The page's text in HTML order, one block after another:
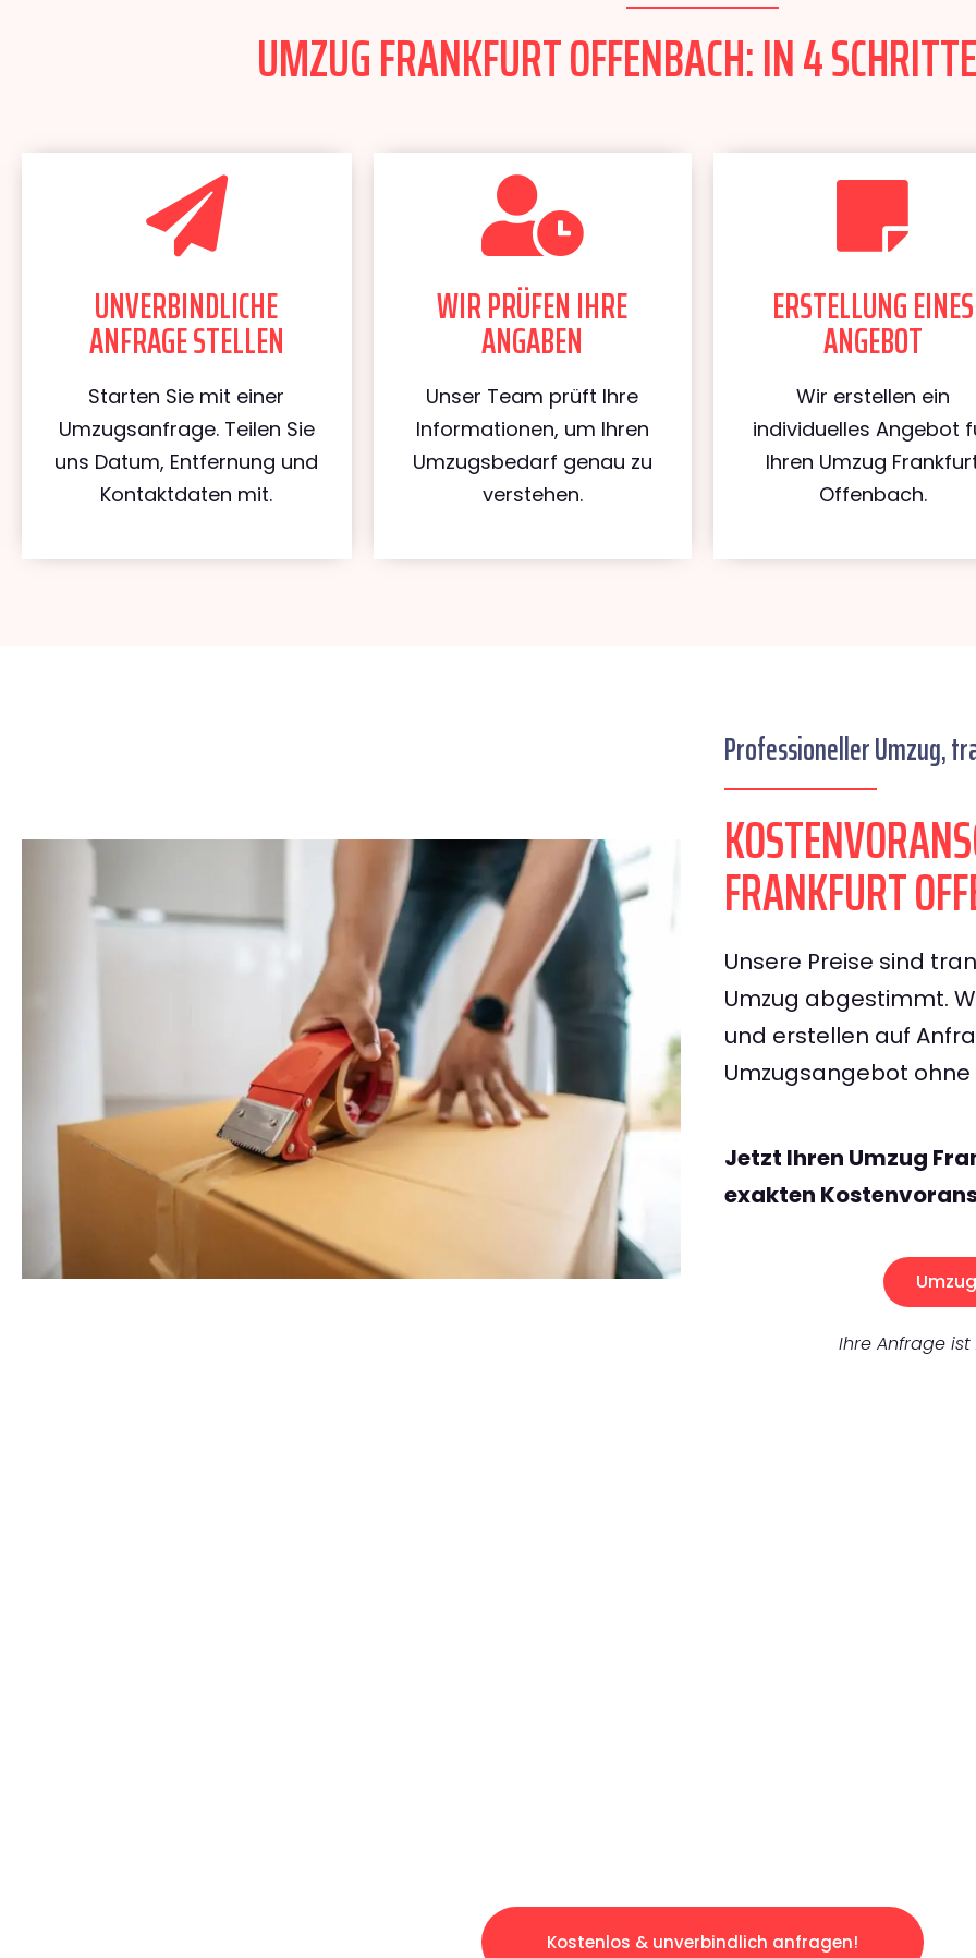
UMZUG FRANKFURT OFFENBACH: IN 4
UNVERBINDLICHE
ANFRAGE STELLEN
Starten Sie mit einer
Umzugsanfrage. Teilen Sie
uns Datum, Entfernung und
Kontaktdaten mit.
WIR PRÜFEN IHRE
ANGABEN
Unser Team prüft Ihre
Informationen, um Ihren
Umzugsbedarf genau zu
verstehen.
ERSTELLUNG EINES
ANGEBOT
Wir erstellen ein
individuelles Angebot
Ihren Umzug
Offenbach.
Professioneller Umzug,
FRANKFURT
Unsere Preise sind
Umzug abgestimmt.
und erstellen auf
Umzugsangebot
Jetzt Ihren Umzug
exakten
Ihre Anfrage ist
Kostenlos & unverbindlich anfragen!